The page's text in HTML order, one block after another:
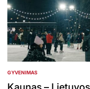
POSTED
IN
GYVENIMAS